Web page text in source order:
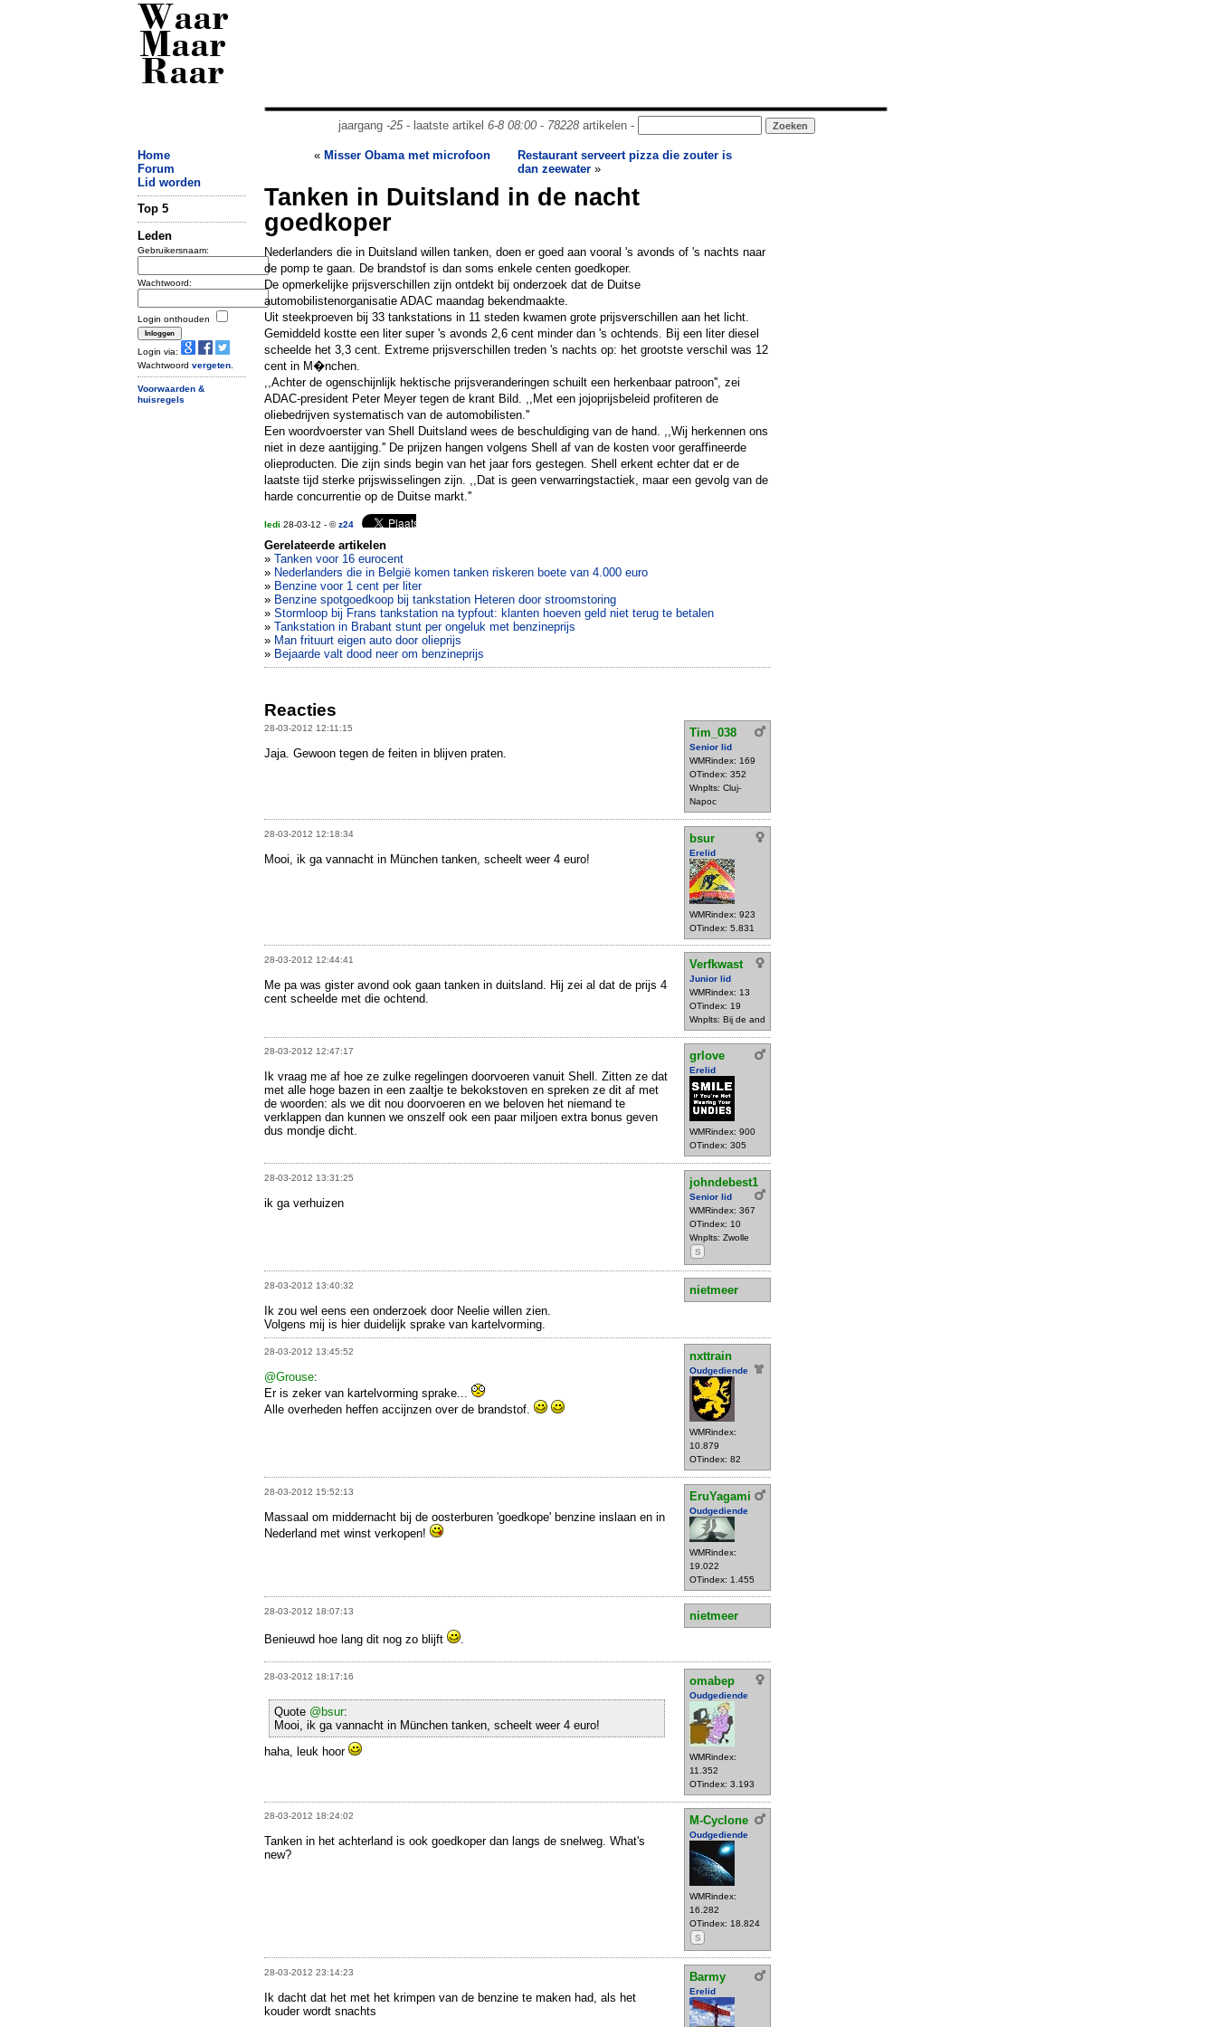
Waar
Maar
Raar
jaargang -25- laatste artikel 6-8 08:00- 78228artikelen -
Home
Forum
Lid worden
Top 5
Leden
Gebruikersnaam:
Wachtwoord:
Login onthouden
Login via:
Wachtwoord vergeten
Voorwaarden &
huisregels
« Misser Obama met microfoon
Restaurant serveert pizza die zouter is
dan zeewater »
Tanken in Duitsland in de nacht
goedkoper
Nederlanders die in Duitsland willen tanken, doen er goed aan vooral 's avonds of 's nachts naar
de pomp te gaan. De brandstof is dan soms enkele centen goedkoper.
De opmerkelijke prijsverschillen zijn ontdekt bij onderzoek dat de Duitse
automobilistenorganisatie ADAC maandag bekendmaakte.
Uit steekproeven bij 33 tankstations in 11 steden kwamen grote prijsverschillen aan het licht.
Gemiddeld kostte een liter super 's avonds 2,6 cent minder dan 's ochtends. Bij een liter diesel
scheelde het 3,3 cent. Extreme prijsverschillen treden 's nachts op: het grootste verschil was 12
cent in M�nchen.
,,Achter de ogenschijnlijk hektische prijsveranderingen schuilt een herkenbaar patroon'', zei
ADAC-president Peter Meyer tegen de krant Bild. ,,Met een jojoprijsbeleid profiteren de
oliebedrijven systematisch van de automobilisten.''
Een woordvoerster van Shell Duitsland wees de beschuldiging van de hand. ,,Wij herkennen ons
niet in deze aantijging.'' De prijzen hangen volgens Shell af van de kosten voor geraffineerde
olieproducten. Die zijn sinds begin van het jaar fors gestegen. Shell erkent echter dat er de
laatste tijd sterke prijswisselingen zijn. ,,Dat is geen verwarringstactiek, maar een gevolg van de
harde concurrentie op de Duitse markt.''
ledi 28-03-12 - ©z24
Gerelateerde artikelen
» Tanken voor 16 eurocent
» Nederlanders die in België komen tanken riskeren boete van 4.000 euro
» Benzine voor 1 cent per liter
» Benzine spotgoedkoop bij tankstation Heteren door stroomstoring
» Stormloop bij Frans tankstation na typfout: klanten hoeven geld niet terug te betalen
» Tankstation in Brabant stunt per ongeluk met benzineprijs
» Man frituurt eigen auto door olieprijs
» Bejaarde valt dood neer om benzineprijs
Reacties
28-03-2012 12:11:15 Tim_038
Senior lid
WMRindex: 169
OTindex: 352
Wnplts: Cluj-
Napoc
Jaja. Gewoon tegen de feiten in blijven praten.
28-03-2012 12:18:34 bsur
Erelid
WMRindex: 923
OTindex: 5.831
Mooi, ik ga vannacht in München tanken, scheelt weer 4 euro!
28-03-2012 12:44:41 Verfkwast
Junior lid
WMRindex: 13
OTindex: 19
Wnplts: Bij de and
Me pa was gister avond ook gaan tanken in duitsland. Hij zei al dat de prijs 4
cent scheelde met die ochtend.
28-03-2012 12:47:17 grlove
Erelid
WMRindex: 900
OTindex: 305
Ik vraag me af hoe ze zulke regelingen doorvoeren vanuit Shell. Zitten ze dat
met alle hoge bazen in een zaaltje te bekokstoven en spreken ze dit af met
de woorden: als we dit nou doorvoeren en we beloven het niemand te
verklappen dan kunnen we onszelf ook een paar miljoen extra bonus geven
dus mondje dicht.
28-03-2012 13:31:25 johndebest1
Senior lid
WMRindex: 367
OTindex: 10
Wnplts: Zwolle
S
ik ga verhuizen
28-03-2012 13:40:32
nietmeer
Ik zou wel eens een onderzoek door Neelie willen zien.
Volgens mij is hier duidelijk sprake van kartelvorming.
28-03-2012 13:45:52 nxttrain
Oudgediende
WMRindex:
10.879
OTindex: 82
@Grouse:
Er is zeker van kartelvorming sprake...
Alle overheden heffen accijnzen over de brandstof.
28-03-2012 15:52:13 EruYagami
Oudgediende
WMRindex:
19.022
OTindex: 1.455
Massaal om middernacht bij de oosterburen 'goedkope' benzine inslaan en in
Nederland met winst verkopen!
28-03-2012 18:07:13
nietmeer
Benieuwd hoe lang dit nog zo blijft
28-03-2012 18:17:16 omabep
Oudgediende
WMRindex:
11.352
OTindex: 3.193
Quote @bsur:
Mooi, ik ga vannacht in München tanken, scheelt weer 4 euro!
haha, leuk hoor
28-03-2012 18:24:02 M-Cyclone
Oudgediende
WMRindex:
16.282
OTindex: 18.824
S
Tanken in het achterland is ook goedkoper dan langs de snelweg. What's
new?
28-03-2012 23:14:23 Barmy
Erelid
Ik dacht dat het met het krimpen van de benzine te maken had, als het
kouder wordt snachts